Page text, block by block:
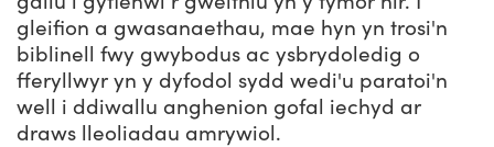
gleifion a gwasanaethau, mae hyn yn trosi'n
biblinell fwy gwybodus ac ysbrydoledig o
fferyllwyr yn y dyfodol sydd wedi'u paratoi'n
well i ddiwallu anghenion gofal iechyd ar
draws lleoliadau amrywiol.